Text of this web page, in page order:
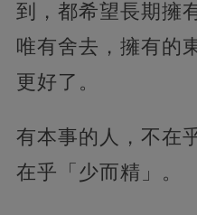
到，都希望長期擁
唯有舍去，擁有的
更好了。
有本事的人，不在
在乎「少而精」。